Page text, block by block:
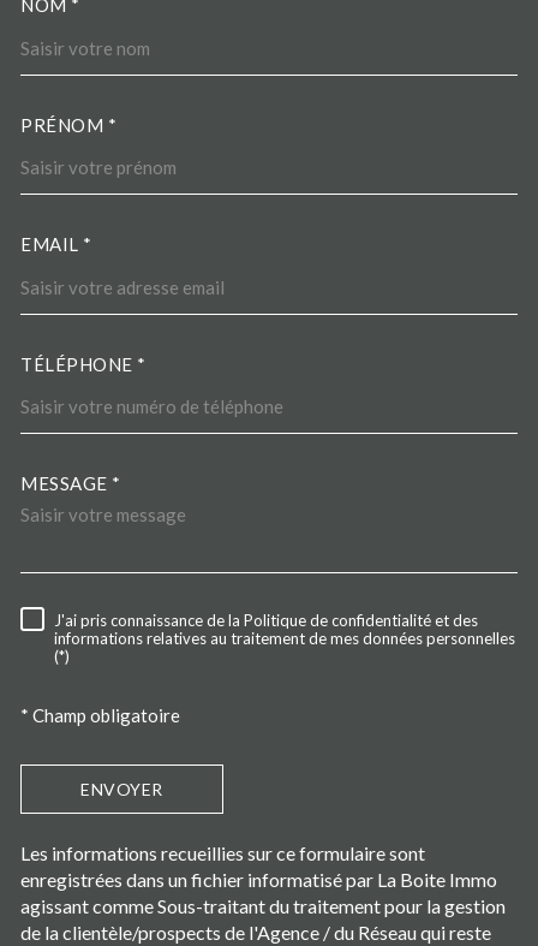
NOM *
PRÉNOM *
EMAIL *
TÉLÉPHONE *
MESSAGE *
RÈGLEMENTATION
J'ai pris connaissance de la Politique de confidentialité et des
informations relatives au traitement de mes données personnelles
(*)
* Champ obligatoire
ENVOYER
Les informations recueillies sur ce formulaire sont
enregistrées dans un fichier informatisé par La Boite Immo
agissant comme Sous-traitant du traitement pour la gestion
de la clientèle/prospects de l'Agence / du Réseau qui reste